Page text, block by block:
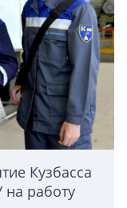
Кузбасса
на работу